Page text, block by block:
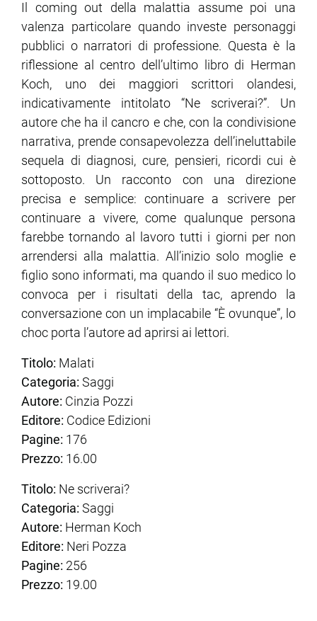
Il coming out della malattia assume poi una
valenza particolare quando investe personaggi
pubblici o narratori di professione. Questa è la
riflessione al centro dell’ultimo libro di Herman
Koch, uno dei maggiori scrittori olandesi,
indicativamente intitolato “Ne scriverai?”. Un
autore che ha il cancro e che, con la condivisione
narrativa, prende consapevolezza dell’ineluttabile
sequela di diagnosi, cure, pensieri, ricordi cui è
sottoposto. Un racconto con una direzione
precisa e semplice: continuare a scrivere per
continuare a vivere, come qualunque persona
farebbe tornando al lavoro tutti i giorni per non
arrendersi alla malattia. All’inizio solo moglie e
figlio sono informati, ma quando il suo medico lo
convoca per i risultati della tac, aprendo la
conversazione con un implacabile “È ovunque”, lo
choc porta l’autore ad aprirsi ai lettori.
Titolo: Malati
Categoria: Saggi
Autore: Cinzia Pozzi
Editore: Codice Edizioni
Pagine: 176
Prezzo: 16.00
Titolo: Ne scriverai?
Categoria: Saggi
Autore: Herman Koch
Editore: Neri Pozza
Pagine: 256
Prezzo: 19.00